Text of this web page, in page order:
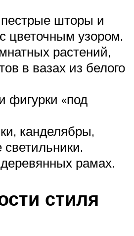
шторы и
цветочным узором.
растений,
в вазах из белого
фигурки «под
канделябры,
рамах.
стиля